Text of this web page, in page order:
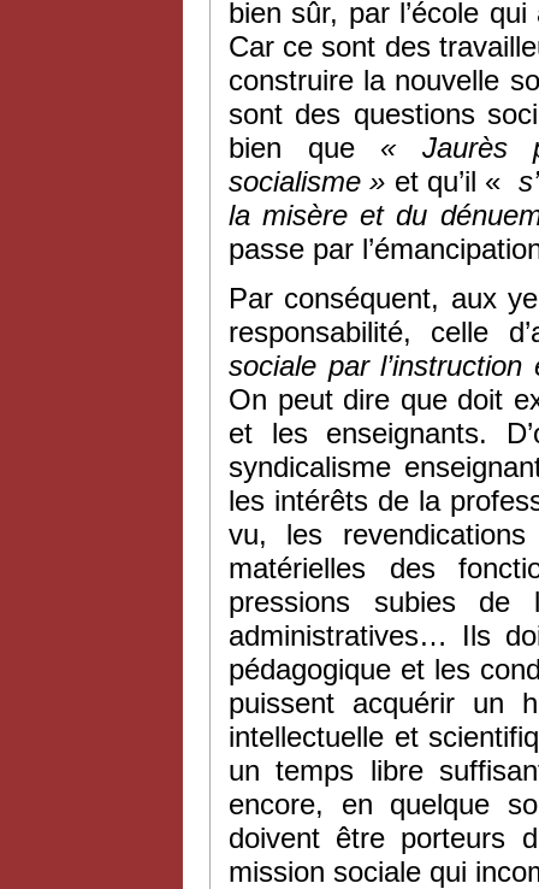
bien sûr, par l’école
Car ce sont des
construire la nouvelle
sont des questions
bien que « Jaurès
socialisme » et qu’il «
la misère et du
passe par
Par conséquent, aux
responsabilité, celle
sociale par
On peut dire que doit
et les enseignants.
syndicalisme
les intérêts de la
vu, les
matérielles des
pressions subies
administratives… Ils
pédagogique et les
puissent acquérir un
intellectuelle et
un temps libre
encore, en quelque
doivent être porteurs
mission sociale qui